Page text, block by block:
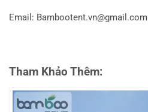
Email: Bambootent.vn@gmail.com
Tham Khảo Thêm: